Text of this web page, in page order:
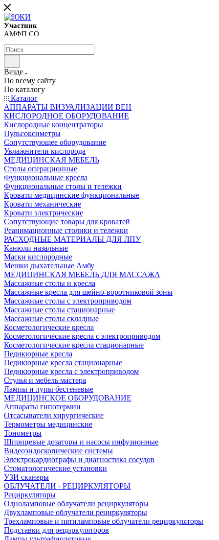
Участник
АМФП СО
Везде
По всему сайту
По каталогу
Каталог
АППАРАТЫ ВИЗУАЛИЗАЦИИ ВЕН
КИСЛОРОДНОЕ ОБОРУДОВАНИЕ
Кислородные концентраторы
Пульсоксиметры
Сопутствующее оборудование
Увлажнители кислорода
МЕДИЦИНСКАЯ МЕБЕЛЬ
Столы операционные
Функциональные кресла
Функциональные столы и тележки
Кровати медицинские функциональные
Кровати механические
Кровати электрические
Сопутствующие товары для кроватей
Реанимационные столики и тележки
РАСХОДНЫЕ МАТЕРИАЛЫ ДЛЯ ЛПУ
Канюли назальные
Маски кислородные
Мешки дыхательные Амбу
МЕДИЦИНСКАЯ МЕБЕЛЬ ДЛЯ МАССАЖА
Массажные столы и кресла
Массажные кресла для шейно-воротниковой зоны
Массажные столы с электроприводом
Массажные столы стационарные
Массажные столы складные
Косметологические кресла
Косметологические кресла с электроприводом
Косметологические кресла стационарные
Педикюрные кресла
Педикюрные кресла стационарные
Педикюрные кресла с электроприводом
Стулья и мебель мастера
Лампы и лупы бестеневые
МЕДИЦИНСКОЕ ОБОРУДОВАНИЕ
Аппараты гипотермии
Отсасыватели хирургические
Термометры медицинские
Тонометры
Шприцевые дозаторы и насосы инфузионные
Видеоэндоскопические системы
Электрокардиографы и диагностика сосудов
Стоматологические установки
УЗИ сканеры
ОБЛУЧАТЕЛИ - РЕЦИРКУЛЯТОРЫ
Рециркуляторы
Одноламповые облучатели рециркуляторы
Двухламповые облучатели рециркуляторы
Трехламповые и пятиламповые облучатели рециркуляторы
Подставки для рециркуляторов